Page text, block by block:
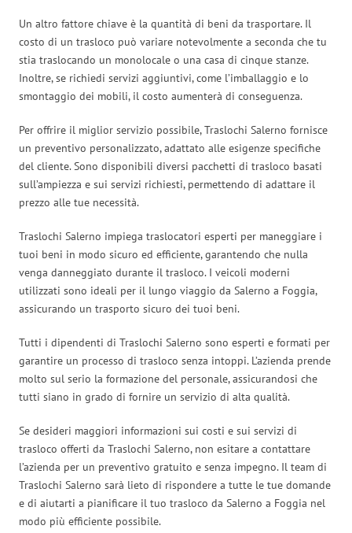
Un altro fattore chiave è la quantità di beni da trasportare. Il
costo di un trasloco può variare notevolmente a seconda che tu
stia traslocando un monolocale o una casa di cinque stanze.
Inoltre, se richiedi servizi aggiuntivi, come l’imballaggio e lo
smontaggio dei mobili, il costo aumenterà di conseguenza.
Per offrire il miglior servizio possibile, Traslochi Salerno fornisce
un preventivo personalizzato, adattato alle esigenze specifiche
del cliente. Sono disponibili diversi pacchetti di trasloco basati
sull’ampiezza e sui servizi richiesti, permettendo di adattare il
prezzo alle tue necessità.
Traslochi Salerno impiega traslocatori esperti per maneggiare i
tuoi beni in modo sicuro ed efficiente, garantendo che nulla
venga danneggiato durante il trasloco. I veicoli moderni
utilizzati sono ideali per il lungo viaggio da Salerno a Foggia,
assicurando un trasporto sicuro dei tuoi beni.
Tutti i dipendenti di Traslochi Salerno sono esperti e formati per
garantire un processo di trasloco senza intoppi. L’azienda prende
molto sul serio la formazione del personale, assicurandosi che
tutti siano in grado di fornire un servizio di alta qualità.
Se desideri maggiori informazioni sui costi e sui servizi di
trasloco offerti da Traslochi Salerno, non esitare a contattare
l’azienda per un preventivo gratuito e senza impegno. Il team di
Traslochi Salerno sarà lieto di rispondere a tutte le tue domande
e di aiutarti a pianificare il tuo trasloco da Salerno a Foggia nel
modo più efficiente possibile.